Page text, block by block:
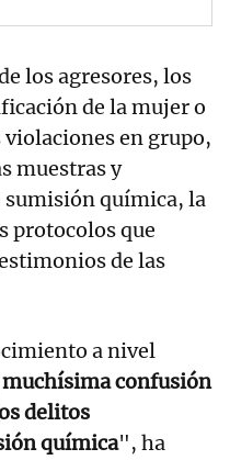
los agresores, los
de la mujer o
en grupo,
muestras y
sumisión química, la
protocolos que
de las
a nivel
confusión
delitos
química", ha